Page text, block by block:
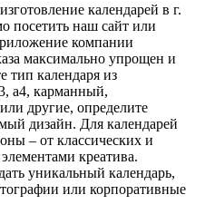
календарей в г.
посетить наш сайт или
компании
максимально упрощен и
тип календаря из
а4, карманный,
другие, определите
дизайн. Для календарей
– от классических и
креатива.
уникальный календарь,
или корпоративные